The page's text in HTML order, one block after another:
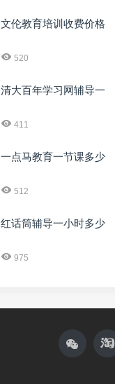
文伦教育培训收费价格
520
清大百年学习网辅导一
411
一点马教育一节课多少
512
红话筒辅导一小时多少
975